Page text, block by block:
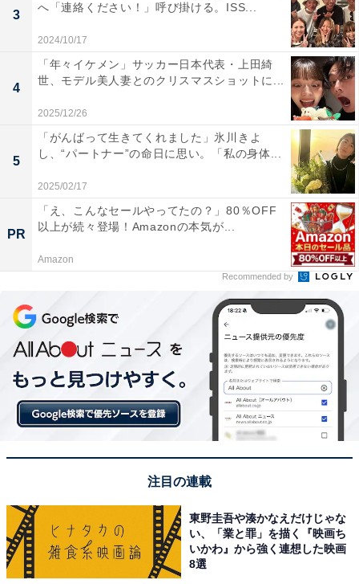
3
へ「連絡ください！」呼び掛ける。ISS...
2024/10/17
4
「年々イケメン」サッカー日本代表・上田綺
世、モデル美人妻とのクリスマスショットに...
2025/12/26
5
「がんばって生きてくれました」氷川きよ
し、“パートナー”の命日に思い。「私の身体...
2025/02/17
PR
「え、こんなセールやってたの？」80％OFF
以上が続々登場！Amazonの本気が...
Amazon
Recommended by
注目の連載
東野圭吾や湊かなえだけじゃな
い、「業と罪」を描く『映画ち
いかわ』から強く連想した映画
8選